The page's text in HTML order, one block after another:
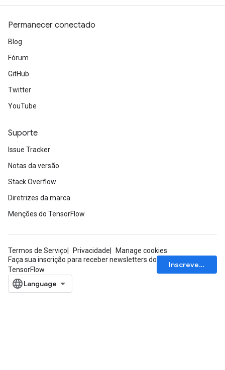
Permanecer conectado
Blog
Fórum
GitHub
Twitter
YouTube
Suporte
Issue Tracker
Notas da versão
Stack Overflow
Diretrizes da marca
Menções do TensorFlow
Termos de Serviço Privacidade
Manage cookies
Faça sua inscrição para receber newsletters do
TensorFlow
Inscrever-se